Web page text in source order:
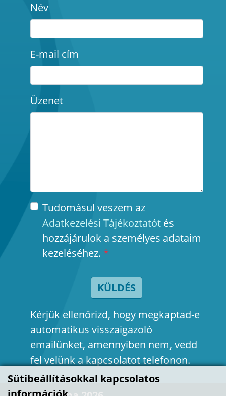
Sütibeállításokkal kapcsolatos
Név
E-mail cím
Üzenet
Tudomásul veszem az
Adatkezelési Tájékoztatótés
hozzájárulok a személyes adataim
kezeléséhez. *
KÜLDÉS
Kérjük ellenőrizd, hogy megkaptad-e
automatikus visszaigazoló
emailünket, amennyiben nem, vedd
fel velünk a kapcsolatot telefonon.